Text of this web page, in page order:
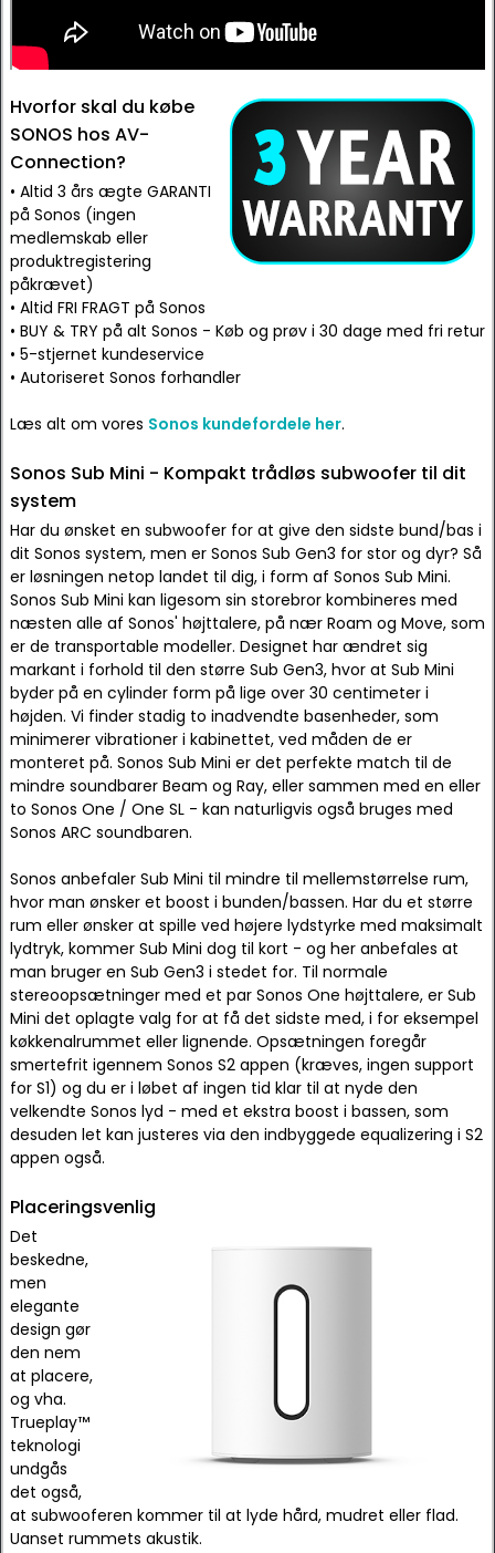
Hvorfor skal du købe
SONOS hos AV-
Connection?
• Altid 3 års ægte GARANTI
på Sonos (ingen
medlemskab eller
produktregistering
påkrævet)
• Altid FRI FRAGT på Sonos
• BUY & TRY på alt Sonos - Køb og prøv i 30 dage med fri retur
• 5-stjernet kundeservice
• Autoriseret Sonos forhandler
Læs alt om vores Sonos kundefordele her.
Sonos Sub Mini - Kompakt trådløs subwoofer til dit
system
Har du ønsket en subwoofer for at give den sidste bund/bas i
dit Sonos system, men er Sonos Sub Gen3 for stor og dyr? Så
er løsningen netop landet til dig, i form af Sonos Sub Mini.
Sonos Sub Mini kan ligesom sin storebror kombineres med
næsten alle af Sonos' højttalere, på nær Roam og Move, som
er de transportable modeller. Designet har ændret sig
markant i forhold til den større Sub Gen3, hvor at Sub Mini
byder på en cylinder form på lige over 30 centimeter i
højden. Vi finder stadig to inadvendte basenheder, som
minimerer vibrationer i kabinettet, ved måden de er
monteret på. Sonos Sub Mini er det perfekte match til de
mindre soundbarer Beam og Ray, eller sammen med en eller
to Sonos One / One SL - kan naturligvis også bruges med
Sonos ARC soundbaren.
Sonos anbefaler Sub Mini til mindre til mellemstørrelse rum,
hvor man ønsker et boost i bunden/bassen. Har du et større
rum eller ønsker at spille ved højere lydstyrke med maksimalt
lydtryk, kommer Sub Mini dog til kort - og her anbefales at
man bruger en Sub Gen3 i stedet for. Til normale
stereoopsætninger med et par Sonos One højttalere, er Sub
Mini det oplagte valg for at få det sidste med, i for eksempel
køkkenalrummet eller lignende. Opsætningen foregår
smertefrit igennem Sonos S2 appen (kræves, ingen support
for S1) og du er i løbet af ingen tid klar til at nyde den
velkendte Sonos lyd - med et ekstra boost i bassen, som
desuden let kan justeres via den indbyggede equalizering i S2
appen også.
Placeringsvenlig
Det
beskedne,
men
elegante
design gør
den nem
at placere,
og vha.
Trueplay™
teknologi
undgås
det også,
at subwooferen kommer til at lyde hård, mudret eller flad.
Uanset rummets akustik.